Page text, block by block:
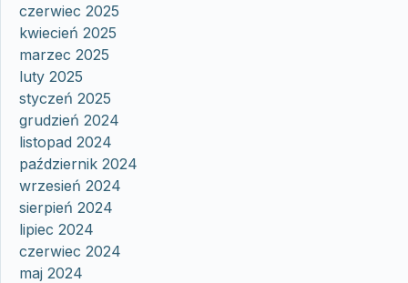
czerwiec 2025
kwiecień 2025
marzec 2025
luty 2025
styczeń 2025
grudzień 2024
listopad 2024
październik 2024
wrzesień 2024
sierpień 2024
lipiec 2024
czerwiec 2024
maj 2024